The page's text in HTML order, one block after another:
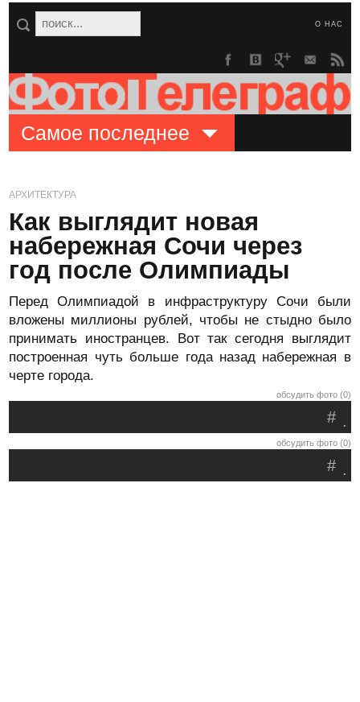
О НАС
Самое последнее
АРХИТЕКТУРА
Как выглядит новая
набережная Сочи через
год после Олимпиады
Перед Олимпиадой в инфраструктуру Сочи были
вложены миллионы рублей, чтобы не стыдно было
принимать иностранцев. Вот так сегодня выглядит
построенная чуть больше года назад набережная в
черте города.
обсудить фото (0)
.
#
обсудить фото (0)
.
#